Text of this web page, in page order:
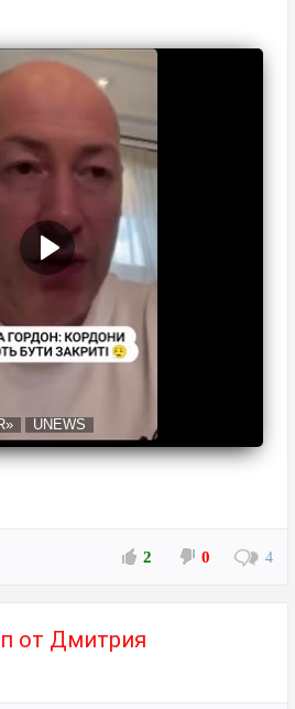
UNEWS
2 0 4
от Дмитрия